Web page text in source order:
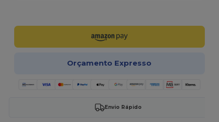
Orçamento Expresso
Envio Rápido